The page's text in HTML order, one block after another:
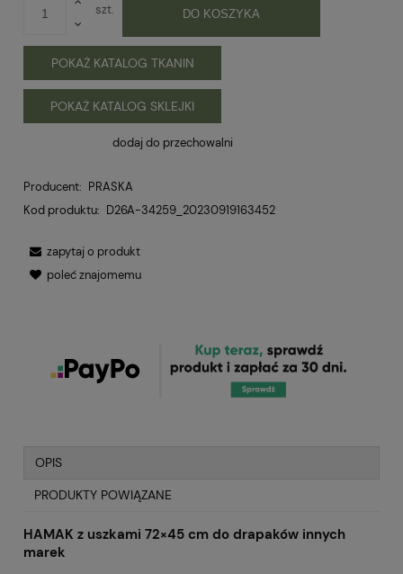
szt. DO KOSZYKA
POKAŻ KATALOG TKANIN
POKAŻ KATALOG SKLEJKI
dodaj do przechowalni
Producent: PRASKA
Kod produktu: D26A-34259_20230919163452
zapytaj o produkt
poleć znajomemu
OPIS
PRODUKTY POWIĄZANE
HAMAK z uszkami 72×45 cm do drapaków innych
marek